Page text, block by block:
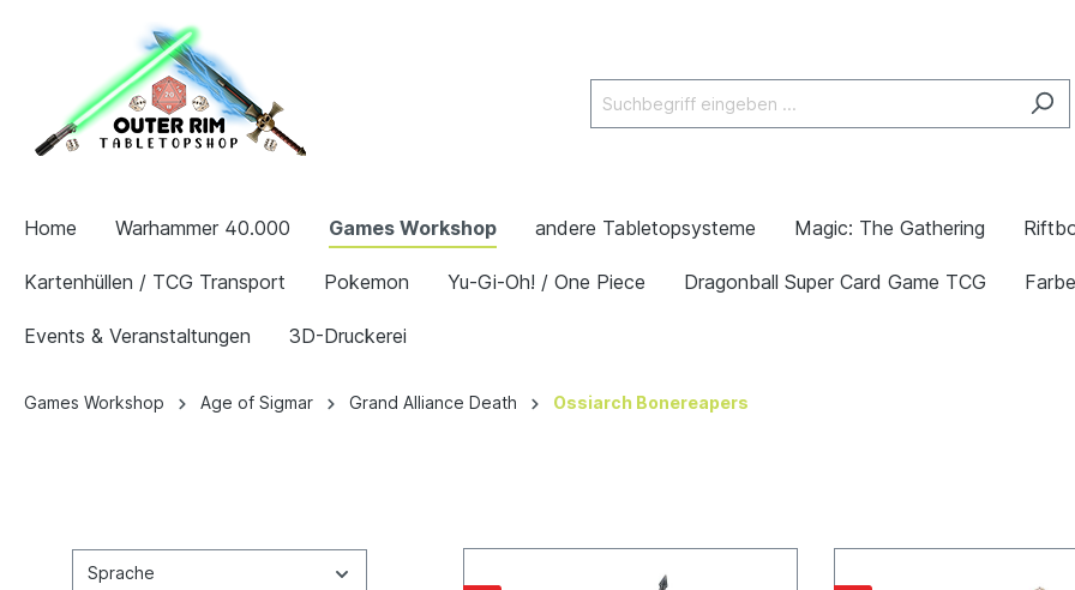
Home Warhammer 40.000 Games Workshop andere Tabletopsysteme Magic: The Gathering
Kartenhüllen / TCG Transport Pokemon Yu-Gi-Oh! / One Piece Dragonball Super Card Game TCG
Events & Veranstaltungen 3D-Druckerei
Games Workshop Age of Sigmar Grand Alliance Death Ossiarch Bonereapers
Sprache